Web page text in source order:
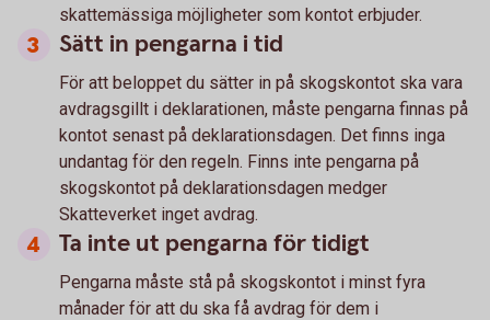
skattemässiga möjligheter som kontot erbjuder.
Sätt in pengarna i tid
För att beloppet du sätter in på skogskontot ska vara
avdragsgillt i deklarationen, måste pengarna finnas på
kontot senast på deklarationsdagen. Det finns inga
undantag för den regeln. Finns inte pengarna på
skogskontot på deklarationsdagen medger
Skatteverket inget avdrag.
Ta inte ut pengarna för tidigt
Pengarna måste stå på skogskontot i minst fyra
månader för att du ska få avdrag för dem i